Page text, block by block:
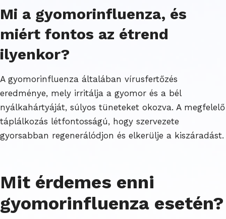
Mi a gyomorinfluenza, és
miért fontos az étrend
ilyenkor?
A gyomorinfluenza általában vírusfertőzés
eredménye, mely irritálja a gyomor és a bél
nyálkahártyáját, súlyos tüneteket okozva. A megfelelő
táplálkozás létfontosságú, hogy szervezete
gyorsabban regenerálódjon és elkerülje a kiszáradást.
Mit érdemes enni
gyomorinfluenza esetén?